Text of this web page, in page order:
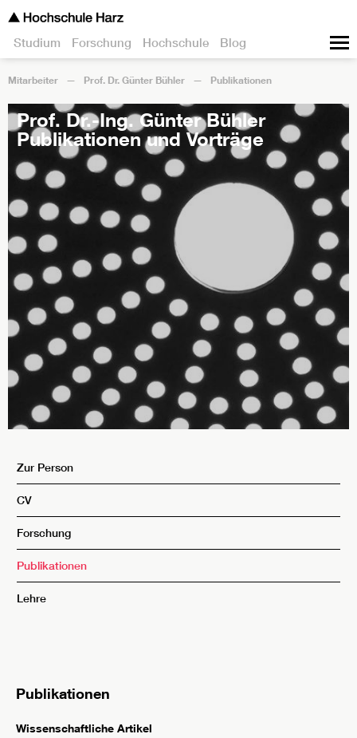
Studium Forschung Hochschule Blog
Mitarbeiter Prof. Dr. Günter Bühler Publikationen
Prof. Dr.-Ing. Günter Bühler
Publikationen und Vorträge
Zur Person
CV
Forschung
Publikationen
Lehre
Publikationen
Wissenschaftliche Artikel